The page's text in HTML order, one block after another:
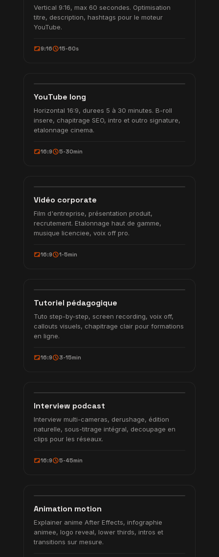
Vertical 9:16, max 60 secondes. Optimisation
titre, description, hashtags pour le moteur
YouTube.
aspect_ratio9:16schedule15-60s
YOUTUBE
subscriptions
YouTube long
Horizontal 16:9, durees 5 à 30 minutes. B-roll
insere, chapitrage SEO, intro et outro signature,
etalonnage cinema.
aspect_ratio16:9schedule5-30min
CORPORATE
corporate_fare
Vidéo corporate
Film d'entreprise, présentation produit,
recrutement. Etalonnage haut de gamme,
musique licenciee, voix off pro.
aspect_ratio16:9schedule1-5min
TUTO
school
Tutoriel pédagogique
Tuto step-by-step, screen recording, voix off,
callouts visuels, chapitrage clair pour formations
en ligne.
aspect_ratio16:9schedule3-15min
INTERVIEW
mic
Interview podcast
Interview multi-cameras, derushage, édition
naturelle, sous-titrage intégral, decoupage en
clips pour les réseaux.
aspect_ratio16:9schedule5-45min
MOTION
animation
Animation motion
Explainer anime After Effects, infographie
animee, logo reveal, lower thirds, intros et
transitions sur mesure.